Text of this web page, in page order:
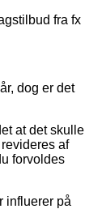
fra fx
dog er det
at det skulle
af
forvoldes
influerer på